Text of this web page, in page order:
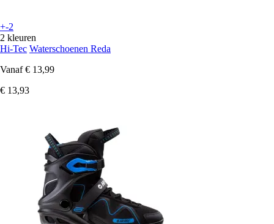
+-2
2 kleuren
Hi-Tec Waterschoenen Reda
Vanaf € 13,99
€ 13,93